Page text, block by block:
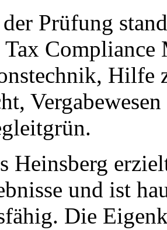
Prüfung
Compliance
Hilfe
Heinsberg
und ist
Die